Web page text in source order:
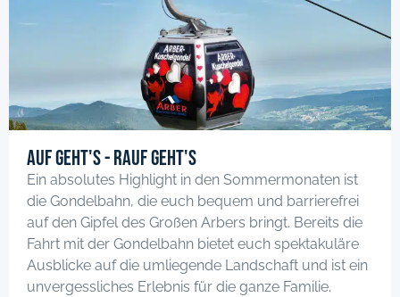
Auf geht's - rauf geht's
Ein absolutes Highlight in den Sommermonaten ist
die Gondelbahn, die euch bequem und barrierefrei
auf den Gipfel des Großen Arbers bringt. Bereits die
Fahrt mit der Gondelbahn bietet euch spektakuläre
Ausblicke auf die umliegende Landschaft und ist ein
unvergessliches Erlebnis für die ganze Familie.